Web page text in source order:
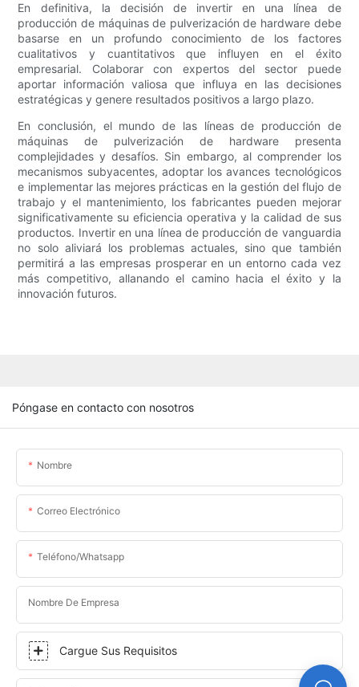
En definitiva, la decisión de invertir en una línea de
producción de máquinas de pulverización de hardware debe
basarse en un profundo conocimiento de los factores
cualitativos y cuantitativos que influyen en el éxito
empresarial. Colaborar con expertos del sector puede
aportar información valiosa que influya en las decisiones
estratégicas y genere resultados positivos a largo plazo.
En conclusión, el mundo de las líneas de producción de
máquinas de pulverización de hardware presenta
complejidades y desafíos. Sin embargo, al comprender los
mecanismos subyacentes, adoptar los avances tecnológicos
e implementar las mejores prácticas en la gestión del flujo de
trabajo y el mantenimiento, los fabricantes pueden mejorar
significativamente su eficiencia operativa y la calidad de sus
productos. Invertir en una línea de producción de vanguardia
no solo aliviará los problemas actuales, sino que también
permitirá a las empresas prosperar en un entorno cada vez
más competitivo, allanando el camino hacia el éxito y la
innovación futuros.
Póngase en contacto con nosotros
Nombre
Correo Electrónico
Teléfono/whatsapp
Nombre De Empresa
Cargue Sus Requisitos